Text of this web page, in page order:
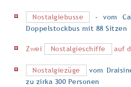
Nostalgiebusse
- vom
Doppelstockbus mit 88 Sitzen
Zwei Nostalgieschiffe auf
Nostalgiezüge
vom
zu zirka 300 Personen